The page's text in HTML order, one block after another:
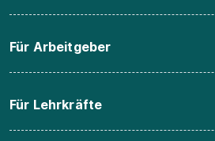
Für Arbeitgeber
Für Lehrkräfte